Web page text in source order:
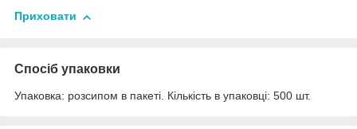
Приховати
Спосіб упаковки
Упаковка: розсипом в пакеті. Кiлькiсть в упаковцi: 500 шт.